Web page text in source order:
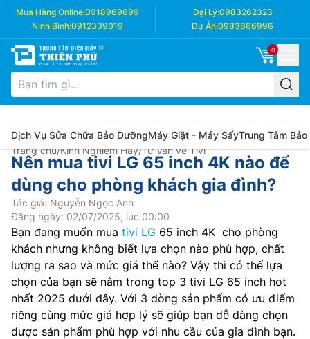
Mua Hàng Online:0918969699 Đại Lý:0983262323
Ninh Bình:0912339019 Dự Án:0983666996
0
Dịch Vụ Sửa Chữa Bảo DưỡngMáy Giặt - Máy SấyTrung Tâm Bảo
Trang chủ/Kinh Nghiệm Hay/Tư Vấn về Tivi
Nên mua tivi LG 65 inch 4K nào để
dùng cho phòng khách gia đình?
Tác giả: Nguyễn Ngọc Anh
Đăng ngày: 02/07/2025, lúc 00:00
Bạn đang muốn mua tivi LG 65 inch 4K cho phòng
khách nhưng không biết lựa chọn nào phù hợp, chất
lượng ra sao và mức giá thể nào? Vậy thì có thể lựa
chọn của bạn sẽ nằm trong top 3 tivi LG 65 inch hot
nhất 2025 dưới đây. Với 3 dòng sản phẩm có ưu điểm
riêng cùng mức giá hợp lý sẽ giúp bạn dễ dàng chọn
được sản phẩm phù hợp với nhu cầu của gia đình bạn.